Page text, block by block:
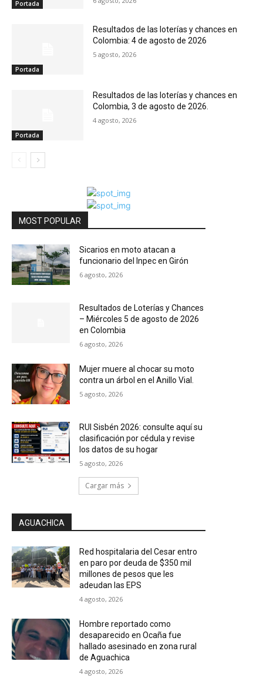
Portada
Portada
Resultados de las loterías y chances en
Colombia: 4 de agosto de 2026
5 agosto, 2026
Portada
Resultados de las loterías y chances en
Colombia, 3 de agosto de 2026.
4 agosto, 2026
MOST POPULAR
Sicarios en moto atacan a
funcionario del Inpec en Girón
6 agosto, 2026
Resultados de Loterías y Chances
– Miércoles 5 de agosto de 2026
en Colombia
6 agosto, 2026
Mujer muere al chocar su moto
contra un árbol en el Anillo Vial.
5 agosto, 2026
RUI Sisbén 2026: consulte aquí su
clasificación por cédula y revise
los datos de su hogar
5 agosto, 2026
Cargar más
AGUACHICA
Red hospitalaria del Cesar entro
en paro por deuda de $350 mil
millones de pesos que les
adeudan las EPS
4 agosto, 2026
Hombre reportado como
desaparecido en Ocaña fue
hallado asesinado en zona rural
de Aguachica
4 agosto, 2026